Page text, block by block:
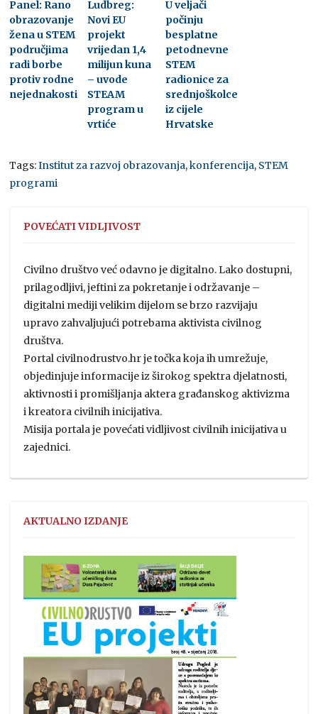
Panel: Rano
obrazovanje
žena u STEM
područjima
radi borbe
protiv rodne
nejednakosti
Ludbreg:
Novi EU
projekt
vrijedan 1,4
milijun kuna
– uvode
STEAM
program u
vrtiće
U veljači
počinju
besplatne
petodnevne
STEM
radionice za
srednjoškolce
iz cijele
Hrvatske
Tags:Institut za razvoj obrazovanja,konferencija, STEM
programi
POVEĆATI VIDLJIVOST
Civilno društvo već odavno je digitalno. Lako dostupni,
prilagodljivi, jeftini za pokretanje i održavanje –
digitalni mediji velikim dijelom se brzo razvijaju
upravo zahvaljujući potrebama aktivista civilnog
društva.
Portal civilnodrustvo.hr je točka koja ih umrežuje,
objedinjuje informacije iz širokog spektra djelatnosti,
aktivnosti i promišljanja aktera građanskog aktivizma
i kreatora civilnih inicijativa.
Misija portala je povećati vidljivost civilnih inicijativa u
zajednici.
AKTUALNO IZDANJE